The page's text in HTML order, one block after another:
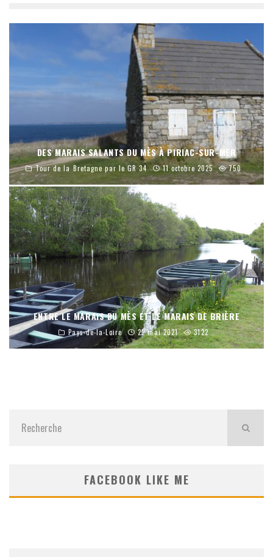
DES MARAIS SALANTS DU MÈS À PIRIAC-SUR-MER
Tour de la Bretagne par le GR 34 11 octobre 2025 750
ENTRE LE MARAIS DU MÈS ET LE MARAIS DE BRIÈRE
Pays-de-la-Loire 22 mai 2021 3122
FACEBOOK LIKE ME